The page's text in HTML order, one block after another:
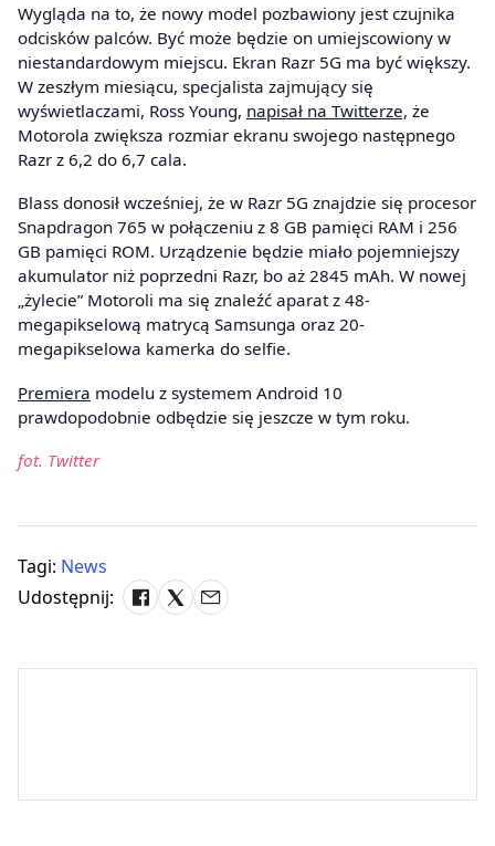
Wygląda na to, że nowy model pozbawiony jest czujnika
odcisków palców. Być może będzie on umiejscowiony w
niestandardowym miejscu. Ekran Razr 5G ma być większy.
W zeszłym miesiącu, specjalista zajmujący się
wyświetlaczami, Ross Young, napisał na Twitterze, że
Motorola zwiększa rozmiar ekranu swojego następnego
Razr z 6,2 do 6,7 cala.
Blass donosił wcześniej, że w Razr 5G znajdzie się procesor
Snapdragon 765 w połączeniu z 8 GB pamięci RAM i 256
GB pamięci ROM. Urządzenie będzie miało pojemniejszy
akumulator niż poprzedni Razr, bo aż 2845 mAh. W nowej
„żylecie” Motoroli ma się znaleźć aparat z 48-
megapikselową matrycą Samsunga oraz 20-
megapikselowa kamerka do selfie.
Premiera modelu z systemem Android 10
prawdopodobnie odbędzie się jeszcze w tym roku.
fot. Twitter
Tagi: News
Udostępnij: